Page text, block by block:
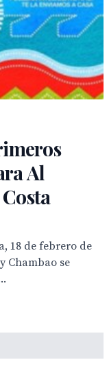
Al
18 de febrero de
Chambao se